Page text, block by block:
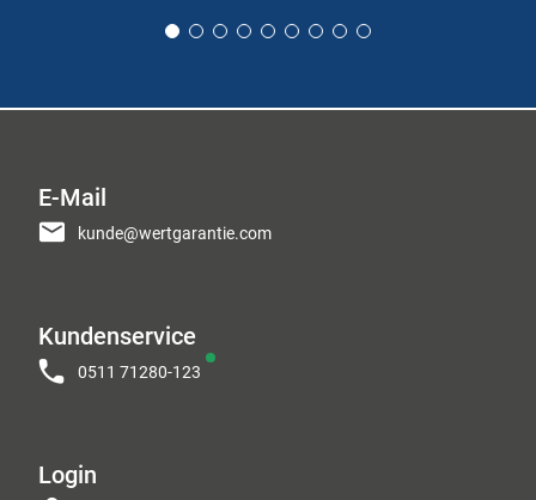
E-Mail
kunde@wertgarantie.com
Kundenservice
0511 71280-123
Login